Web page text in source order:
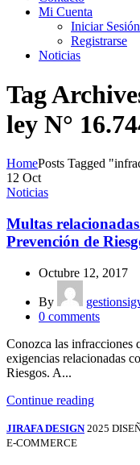
Mi Cuenta
Iniciar Sesión
Registrarse
Noticias
Tag
ley N°
HomePosts Tagged
12 Oct
Noticias
Multas
Prevención de
Octubre 12, 2017
By
0 comments
Conozca las infracciones
exigencias relacionadas
Riesgos. A...
Continue reading
JIRAFA DESIGN 2025
E-COMMERCE